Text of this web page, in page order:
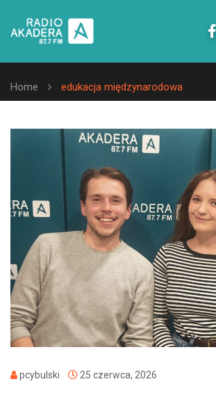
Home edukacja międzynarodowa
pcybulski 25 czerwca, 2026